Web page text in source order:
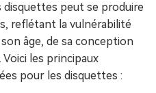
disquettes peut se produire
reflétant la vulnérabilité
âge, de sa conception
les principaux
pour les disquettes :